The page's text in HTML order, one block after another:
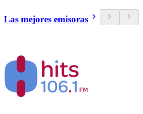
Las mejores emisoras